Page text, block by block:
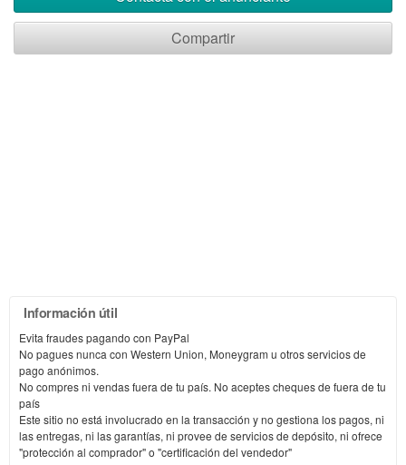
Compartir
Información útil
Evita fraudes pagando con PayPal
No pagues nunca con Western Union, Moneygram u otros servicios de
pago anónimos.
No compres ni vendas fuera de tu país. No aceptes cheques de fuera de tu
país
Este sitio no está involucrado en la transacción y no gestiona los pagos, ni
las entregas, ni las garantías, ni provee de servicios de depósito, ni ofrece
"protección al comprador" o "certificación del vendedor"